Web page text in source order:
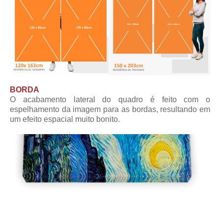
BORDA
O acabamento lateral do quadro é feito com o
espelhamento da imagem para as bordas, resultando em
um efeito espacial muito bonito.